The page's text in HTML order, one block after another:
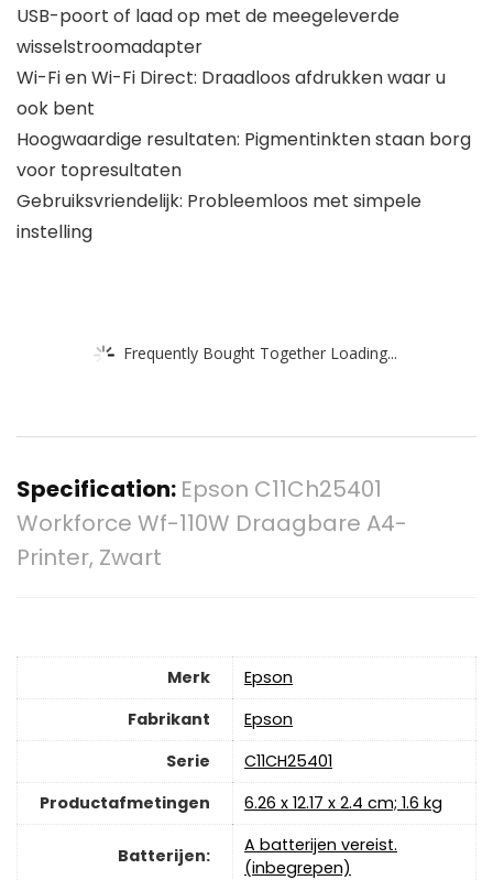
USB-poort of laad op met de meegeleverde
wisselstroomadapter
Wi-Fi en Wi-Fi Direct: Draadloos afdrukken waar u
ook bent
Hoogwaardige resultaten: Pigmentinkten staan borg
voor topresultaten
Gebruiksvriendelijk: Probleemloos met simpele
instelling
Frequently Bought Together Loading...
Specification: Epson C11Ch25401
Workforce Wf-110W Draagbare A4-
Printer, Zwart
Merk
‎Epson
Fabrikant
‎Epson
Serie
‎C11CH25401
Productafmetingen
‎6.26 x 12.17 x 2.4 cm; 1.6 kg
Batterijen:
‎A batterijen vereist.
(inbegrepen)